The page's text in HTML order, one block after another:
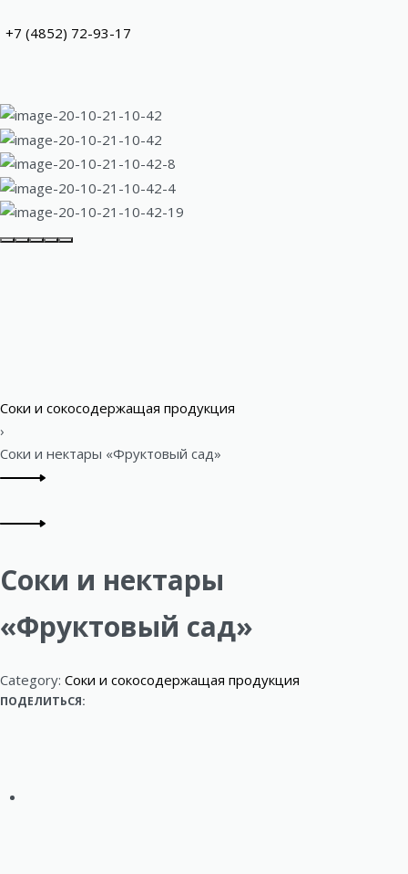
+7 (4852) 72-93-17
Соки и сокосодержащая продукция
›
Соки и нектары «Фруктовый сад»
Соки и нектары
«Фруктовый сад»
Category: Соки и сокосодержащая продукция
ПОДЕЛИТЬСЯ: